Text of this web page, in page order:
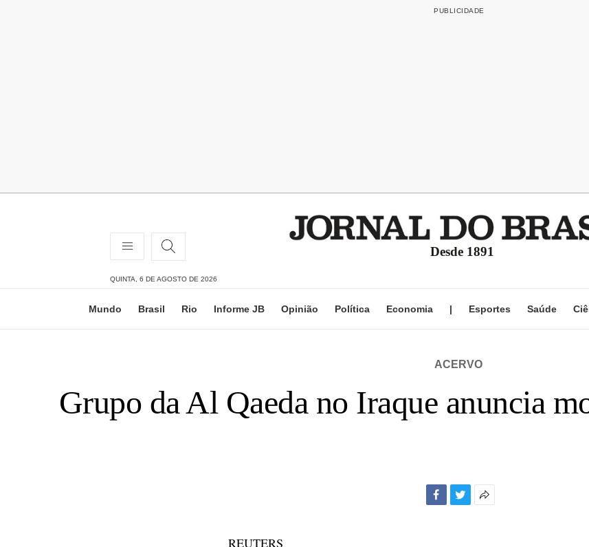
Desde 1891
QUINTA, 6 DE AGOSTO DE 2026
Mundo Brasil Rio Informe JB Opinião Política Economia | Esportes Saúde
ACERVO
Grupo da Al Qaeda no Iraque anuncia
REUTERS